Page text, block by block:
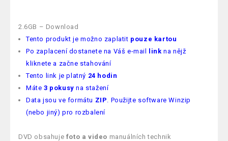
2.6GB – Download
Tento produkt je možno zaplatit pouze kartou
Po zaplacení dostanete na Váš e-mail link na nějž
kliknete a začne stahování
Tento link je platný 24 hodin
Máte 3 pokusy na stažení
Data jsou ve formátu ZIP . Použijte software Winzip
(nebo jiný) pro rozbalení
DVD obsahuje foto a video manuálních technik